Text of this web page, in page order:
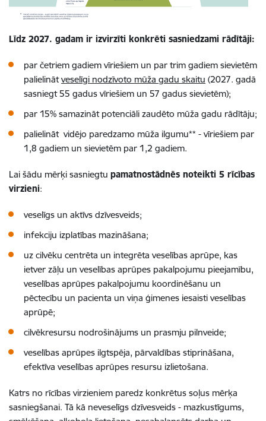
Līdz 2027. gadam ir izvirzīti konkrēti sasniedzami rādītāji:
par četriem gadiem vīriešiem un par trim gadiem sievietēm
palielinātveselīgi nodzīvoto mūža gadu skaitu (2027. gadā
sasniegt 55 gadus vīriešiem un 57 gadus sievietēm);
par 15% samazināt potenciāli zaudēto mūža gadu rādītāju;
palielināt vidējo paredzamo mūža ilgumu** - vīriešiem par
1,8 gadiem un sievietēm par 1,2 gadiem.
Lai šādu mērķi sasniegtu pamatnostādnēs noteikti 5 rīcības
virzieni:
veselīgs un aktīvs dzīvesveids;
infekciju izplatības mazināšana;
uz cilvēku centrēta un integrēta veselības aprūpe, kas
ietver zāļu un veselības aprūpes pakalpojumu pieejamību,
veselības aprūpes pakalpojumu koordinēšanu un
pēctecību un pacienta un viņa ģimenes iesaisti veselības
aprūpē;
cilvēkresursu nodrošinājums un prasmju pilnveide;
veselības aprūpes ilgtspēja, pārvaldības stiprināšana,
efektīva veselības aprūpes resursu izlietošana.
Katrs no rīcības virzieniem paredz konkrētus soļus mērķa
sasniegšanai. Tā kā neveselīgs dzīvesveids - mazkustīgums,